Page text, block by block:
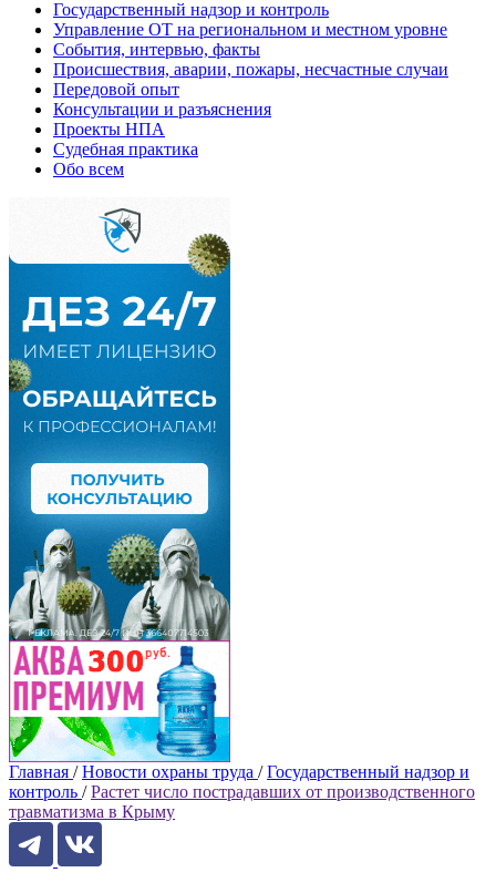
Государственный надзор и контроль
Управление ОТ на региональном и местном уровне
События, интервью, факты
Происшествия, аварии, пожары, несчастные случаи
Передовой опыт
Консультации и разъяснения
Проекты НПА
Судебная практика
Обо всем
Главная / Новости охраны труда / Государственный надзор и
контроль / Растет число пострадавших от производственного
травматизма в Крыму